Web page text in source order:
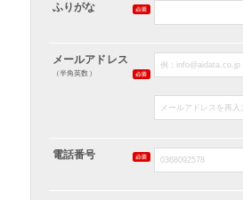
ふりがな
メールアドレス
（半角英数）
電話番号